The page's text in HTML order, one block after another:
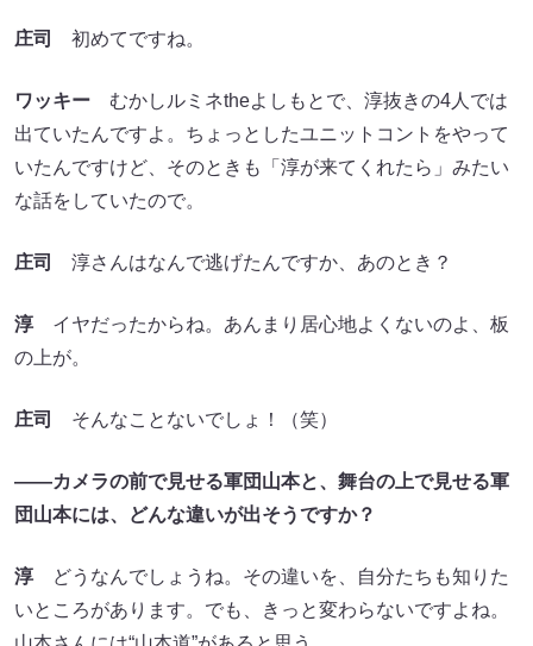
庄司 初めてですね。
ワッキー むかしルミネtheよしもとで、淳抜きの4人では
出ていたんですよ。ちょっとしたユニットコントをやって
いたんですけど、そのときも「淳が来てくれたら」みたい
な話をしていたので。
庄司 淳さんはなんで逃げたんですか、あのとき？
淳 イヤだったからね。あんまり居心地よくないのよ、板
の上が。
庄司 そんなことないでしょ！（笑）
――カメラの前で見せる軍団山本と、舞台の上で見せる軍
団山本には、どんな違いが出そうですか？
淳 どうなんでしょうね。その違いを、自分たちも知りた
いところがあります。でも、きっと変わらないですよね。